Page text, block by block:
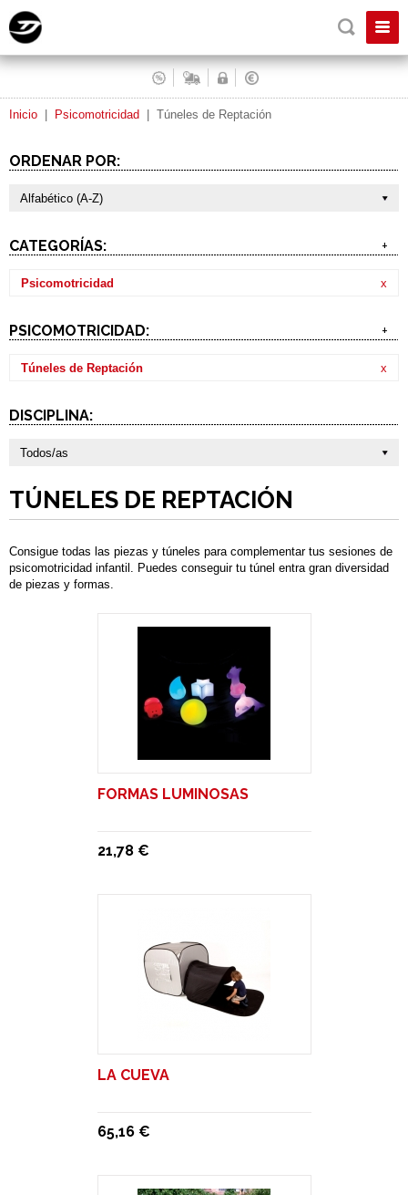
Inicio Psicomotricidad Túneles de Reptación
ORDENAR POR:
Alfabético (A-Z)
CATEGORÍAS: +
Psicomotricidad x
PSICOMOTRICIDAD: +
Túneles de Reptación x
DISCIPLINA:
Todos/as
TÚNELES DE REPTACIÓN
Consigue todas las piezas y túneles para complementar tus sesiones de
psicomotricidad infantil. Puedes conseguir tu túnel entra gran diversidad
de piezas y formas.
FORMAS LUMINOSAS
21,78 €
LA CUEVA
65,16 €